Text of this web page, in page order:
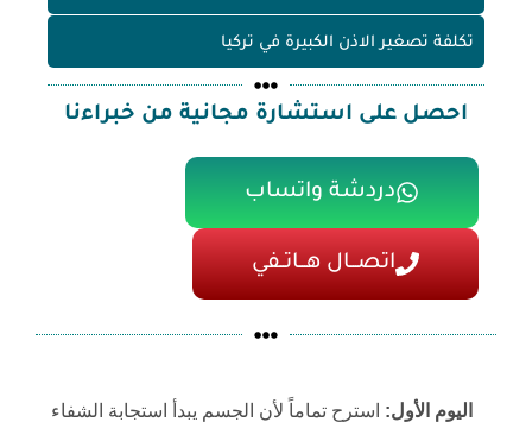
تكلفة تصغير الاذن الكبيرة في تركيا
احصل على استشارة مجانية من خبراءنا
دردشة واتساب
اتصـــال هـــاتــفي
اليوم الأول: استرح تماماً لأن الجسم يبدأ استجابة الشفاء